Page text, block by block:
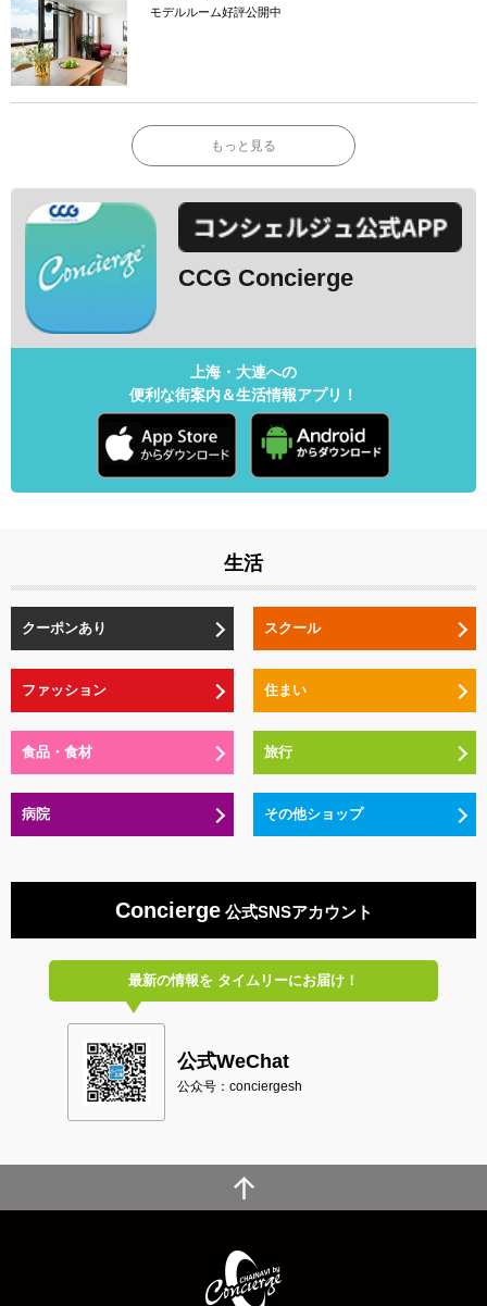
モデルルーム好評公開中
もっと見る
CCG Concierge
上海・大連への
便利な街案内＆生活情報アプリ！
生活
クーポンあり スクール
ファッション 住まい
食品・食材 旅行
病院 その他ショップ
Concierge公式SNSアカウント
最新の情報をタイムリーにお届け！
公式WeChat
公众号：conciergesh